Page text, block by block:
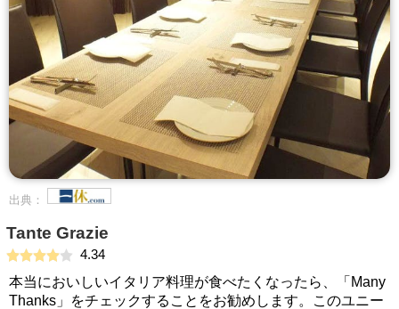
出典：
Tante Grazie
4.34
本当においしいイタリア料理が食べたくなったら、「Many
Thanks」をチェックすることをお勧めします。このユニー